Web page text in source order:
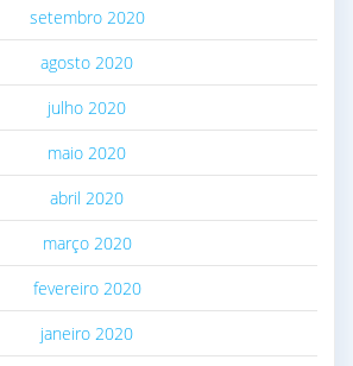
setembro 2020
agosto 2020
julho 2020
maio 2020
abril 2020
março 2020
fevereiro 2020
janeiro 2020